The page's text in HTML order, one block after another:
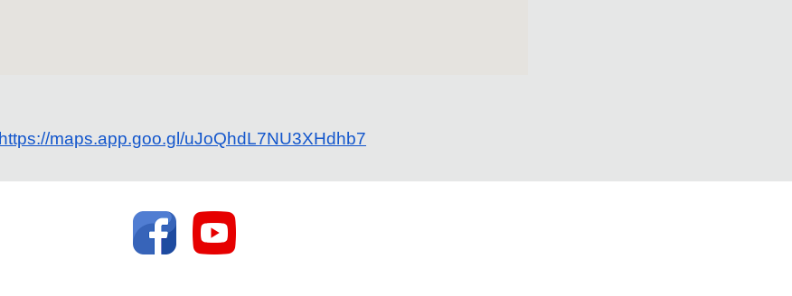
https://maps.app.goo.gl/uJoQhdL7NU3XHdhb7